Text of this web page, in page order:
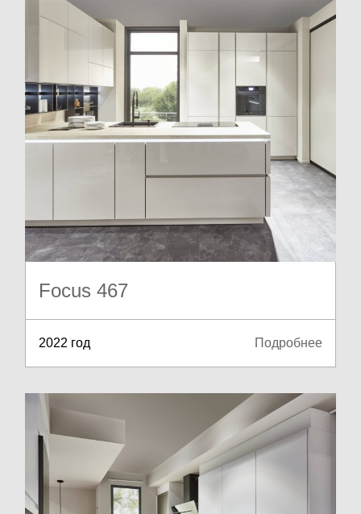
Focus 467
2022 год Подробнее